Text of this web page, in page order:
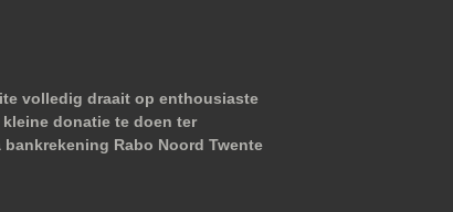
volledig draait op enthousiaste
donatie te doen ter
Rabo Noord Twente